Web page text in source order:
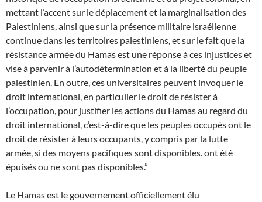
mettant l’accent sur le déplacement et la marginalisation des
Palestiniens, ainsi que sur la présence militaire israélienne
continue dans les territoires palestiniens, et sur le fait que la
résistance armée du Hamas est une réponse à ces injustices et
vise à parvenir à l’autodétermination et à la liberté du peuple
palestinien. En outre, ces universitaires peuvent invoquer le
droit international, en particulier le droit de résister à
l’occupation, pour justifier les actions du Hamas au regard du
droit international, c’est-à-dire que les peuples occupés ont le
droit de résister à leurs occupants, y compris par la lutte
armée, si des moyens pacifiques sont disponibles. ont été
épuisés ou ne sont pas disponibles.”
Le Hamas est le gouvernement officiellement élu